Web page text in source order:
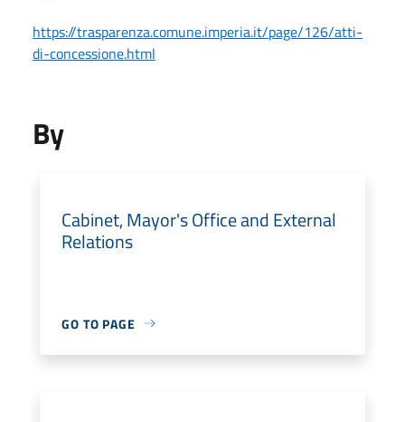
https://trasparenza.comune.imperia.it/page/126/atti-
di-concessione.html
By
Cabinet, Mayor's Office and External
Relations
GO TO PAGE